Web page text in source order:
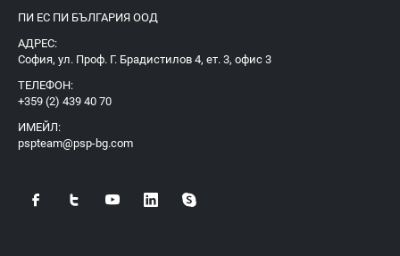
ПИ ЕС ПИ БЪЛГАРИЯ ООД
АДРЕС:
София, ул. Проф. Г. Брадистилов 4, ет. 3, офис 3
ТЕЛЕФОН:
+359 (2) 439 40 70
ИМЕЙЛ:
pspteam@psp-bg.com